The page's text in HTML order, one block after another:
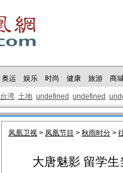
奥运 娱乐 时尚 健康 旅游 商
台湾 土地 undefined undefined
凤凰卫视 > 凤凰节目 > 秋雨时分 >
大唐魅影 留学